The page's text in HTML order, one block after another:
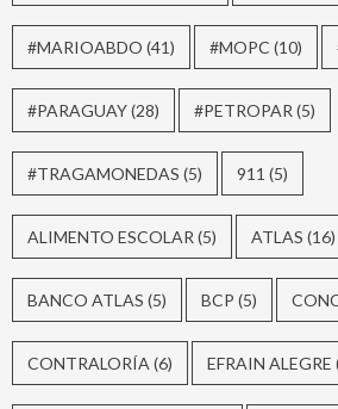
#MARIOABDO (41) #MOPC (10)
#PARAGUAY(28) #PETROPAR (5)
#TRAGAMONEDAS (5) 911 (5)
ALIMENTO ESCOLAR (5) ATLAS (16)
BANCO ATLAS (5) BCP (5)
CONTRALORÍA (6) EFRAIN ALEGRE